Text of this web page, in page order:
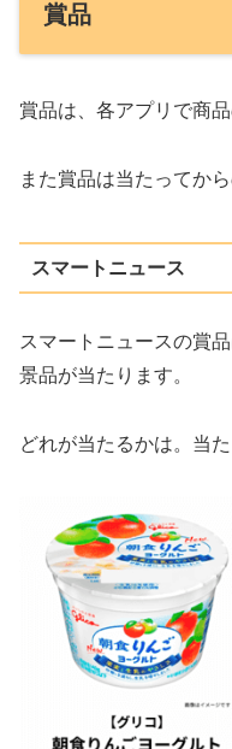
賞品
賞品は、各アプリで商
また賞品は当たってか
スマートニュース
スマートニュースの賞
景品が当たります。
どれが当たるかは。当